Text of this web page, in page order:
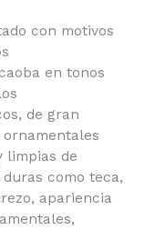
con motivos
en tonos
de gran
limpias de
duras como teca,
apariencia